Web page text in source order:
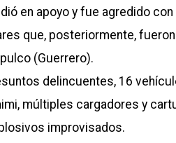
en apoyo y fue agredido
que, posteriormente,
(Guerrero).
delincuentes, 16
múltiples cargadores y
improvisados.